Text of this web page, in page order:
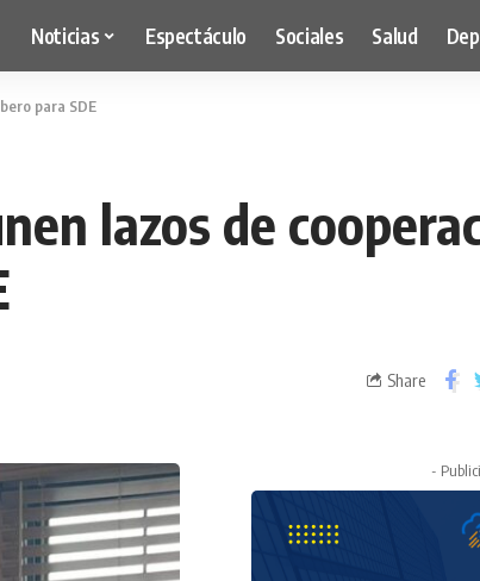
Noticias Espectáculo Sociales Salud
para SDE
lazos de
Share
-